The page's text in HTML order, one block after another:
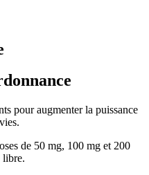
pour augmenter la puissance
de 50 mg, 100 mg et 200
libre.